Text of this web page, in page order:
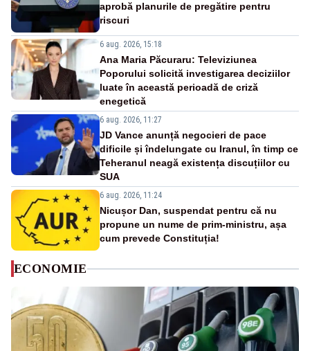
aprobă planurile de pregătire pentru
riscuri
6 aug. 2026, 15:18
Ana Maria Păcuraru: Televiziunea
Poporului solicită investigarea deciziilor
luate în această perioadă de criză
enegetică
6 aug. 2026, 11:27
JD Vance anunță negocieri de pace
dificile și îndelungate cu Iranul, în timp ce
Teheranul neagă existența discuțiilor cu
SUA
6 aug. 2026, 11:24
Nicușor Dan, suspendat pentru că nu
propune un nume de prim-ministru, așa
cum prevede Constituția!
ECONOMIE